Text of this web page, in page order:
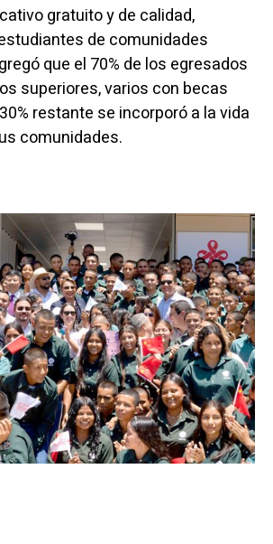
gratuito y de calidad,
de comunidades
que el 70% de los egresados
superiores, varios con becas
restante se incorporó a la vida
comunidades.